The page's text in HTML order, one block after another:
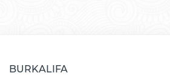
BURKALIFA